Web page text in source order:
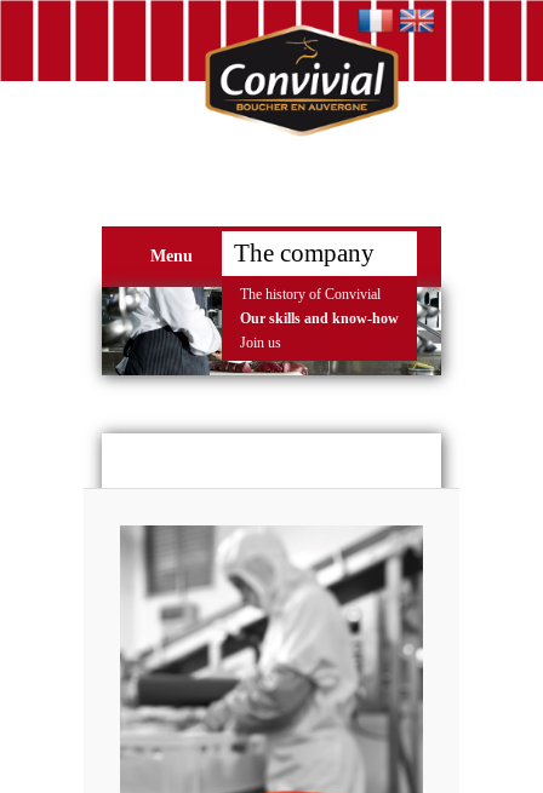
Menu The company
The history of Convivial
Our skills and know-how
Join us